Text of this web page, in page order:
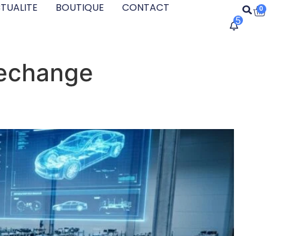
BOUTIQUE CONTACT
5
0